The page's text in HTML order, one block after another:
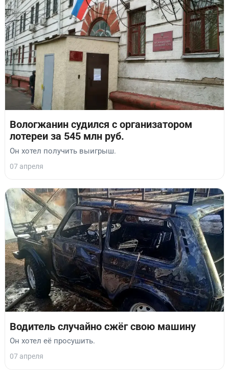
Вологжанин судился с организатором
лотереи за 545 млн руб.
Он хотел получить выигрыш.
07 апреля
Водитель случайно сжёг свою машину
Он хотел её просушить.
07 апреля